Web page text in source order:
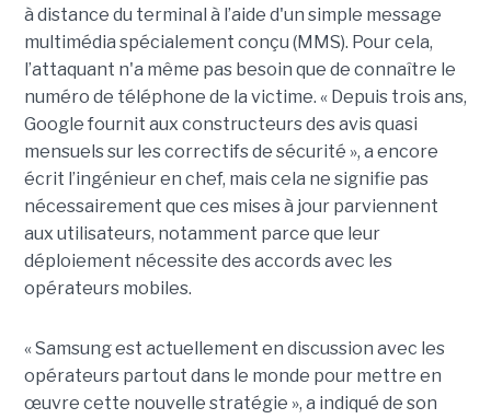
à distance du terminal à l’aide d'un simple message
multimédia spécialement conçu (MMS). Pour cela,
l’attaquant n'a même pas besoin que de connaître le
numéro de téléphone de la victime. « Depuis trois ans,
Google fournit aux constructeurs des avis quasi
mensuels sur les correctifs de sécurité », a encore
écrit l’ingénieur en chef, mais cela ne signifie pas
nécessairement que ces mises à jour parviennent
aux utilisateurs, notamment parce que leur
déploiement nécessite des accords avec les
opérateurs mobiles.
« Samsung est actuellement en discussion avec les
opérateurs partout dans le monde pour mettre en
œuvre cette nouvelle stratégie », a indiqué de son